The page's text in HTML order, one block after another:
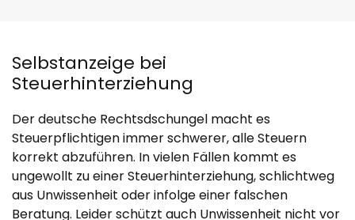
Selbstanzeige bei
Steuerhinterziehung
Der deutsche Rechtsdschungel macht es
Steuerpflichtigen immer schwerer, alle Steuern
korrekt abzuführen. In vielen Fällen kommt es
ungewollt zu einer Steuerhinterziehung, schlichtweg
aus Unwissenheit oder infolge einer falschen
Beratung. Leider schützt auch Unwissenheit nicht vor